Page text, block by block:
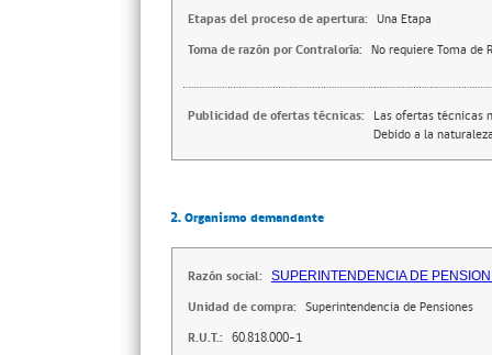
Etapas del proceso de apertura: Una Etapa
Toma de razón por Contraloría: No requiere Toma de
Publicidad de ofertas técnicas: Las ofertas técnicas
Debido a la
2. Organismo demandante
Razón social: SUPERINTENDENCIA DE
Unidad de compra: Superintendencia de Pensiones
R.U.T.: 60.818.000-1